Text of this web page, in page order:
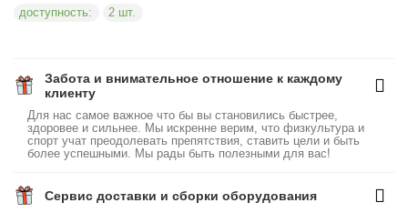
доступность: 2 шт.
Забота и внимательное отношение к каждому
клиенту
Для нас самое важное что бы вы становились быстрее,
здоровее и сильнее. Мы искренне верим, что физкультура и
спорт учат преодолевать препятствия, ставить цели и быть
более успешными. Мы рады быть полезными для вас!
Сервис доставки и сборки оборудования